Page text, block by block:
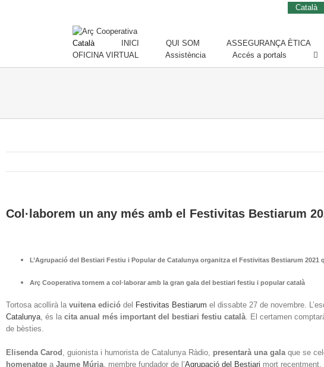
Català
Català INICI QUI SOM ASSEGURANÇA ÈTICA
OFICINA VIRTUAL
Assistència Accés a portals
Col·laborem un any més amb el Festivitas Bestiarum
L’Agrupació del Bestiari Festiu i Popular de Catalunya organitza el Festivitas Bestiarum 2021
Arç Cooperativa tornem a col·laborar amb la gran gala del bestiari festiu i popular català
Tortosa acollirà lavuitena edició del Festivitas Bestiarum el dissabte 27 de novembre.
Catalunya, és lacita anual més important del bestiari festiu català. El certamen
de bèsties.
Elisenda Carod , guionista i humorista de Catalunya Ràdio, presentarà una galaque se
homenatge aJaume Múria, membre fundador de l’Agrupació del Bestiari mort